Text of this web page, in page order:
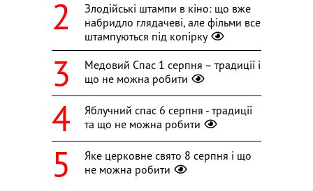
Злодійські штампи в кіно: що вже
набридло глядачеві, але фільми все
штампуються під копірку
Медовий Спас 1 серпня – традиції і
що не можна робити
Яблучний спас 6 серпня - традиції
та що не можна робити
Яке церковне свято 8 серпня і що
не можна робити